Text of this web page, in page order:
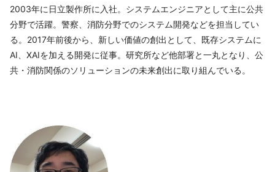
2003年に日立製作所に入社。システムエンジニアとして主に公共
分野で活躍。警察、消防分野でのシステム開発などを担当してい
る。2017年前後から、新しい価値の創出として、既存システムに
AI、XAIを加える開発に従事。研究所など他部署と一丸となり、公
共・消防関係のソリューションの未来創出に取り組んでいる。